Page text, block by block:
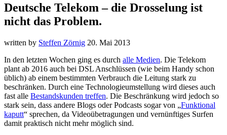
Deutsche Telekom – die Drosselung ist
nicht das Problem.
written by Steffen Zörnig 20. Mai 2013
In den letzten Wochen ging es durch alle Medien. Die Telekom
plant ab 2016 auch bei DSL Anschlüssen (wie beim Handy schon
üblich) ab einem bestimmten Verbrauch die Leitung stark zu
beschränken. Durch eine Technologieumstellung wird dieses auch
fast alle Bestandskunden treffen. Die Beschränkung wird jedoch so
stark sein, dass andere Blogs oder Podcasts sogar von „Funktional
kaputt“ sprechen, da Videoübetragungen und vernünftiges Surfen
damit praktisch nicht mehr möglich sind.